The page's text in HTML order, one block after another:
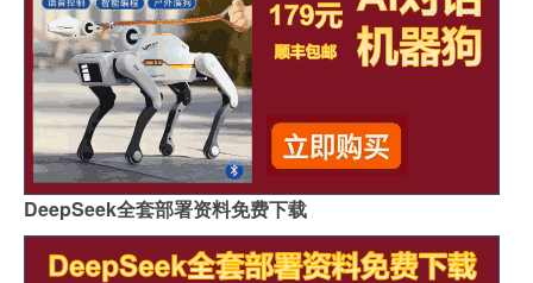
DeepSeek全套部署资料免费下载